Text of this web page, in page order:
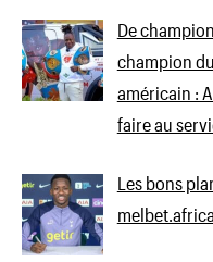
De
champion
américain :
faire au
Les bons